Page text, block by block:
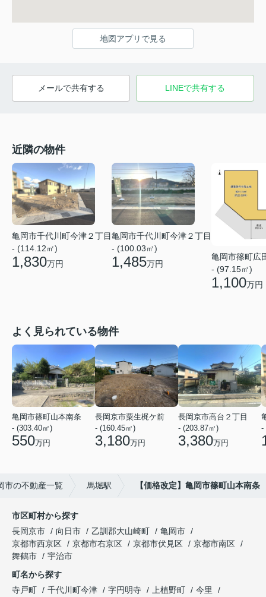
地図アプリで見る
メールで共有する LINEで共有する
近隣の物件
亀岡市千代川町今津２丁目
- (114.12㎡)
1,830万円
亀岡市千代川町今津２丁目
- (100.03㎡)
1,485万円
亀岡市篠町広
- (97.15㎡)
1,100万円
よく見られている物件
亀岡市篠町山本南条
- (303.40㎡)
550万円
長岡京市粟生梶ケ前
- (160.45㎡)
3,180万円
長岡京市高台２丁目
- (203.87㎡)
3,380万円
-
市の不動産一覧 馬堀駅 【価格改定】亀岡市篠町山本南条
市区町村から探す
長岡京市
向日市 乙訓郡大山崎町
亀岡市
京都市西京区
京都市右京区 京都市伏見区
京都市南区
舞鶴市
宇治市
町名から探す
寺戸町
千代川町今津 字円明寺 上植野町
今里